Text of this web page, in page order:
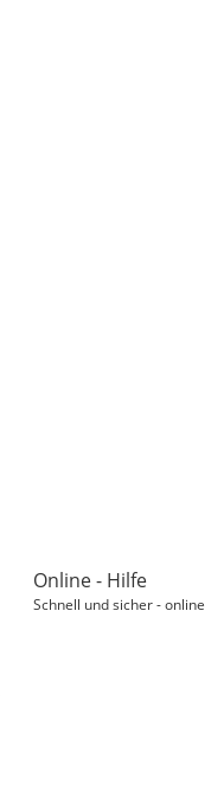
Online - Hilfe
Schnell und sicher - online